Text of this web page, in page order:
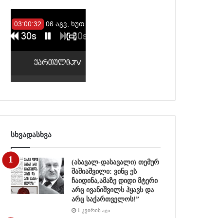
სხვადასხვა
(ასავალ-დასავალი) თემურ
შაშიაშვილი: ვინც ეს
ჩაიდინა,ამაზე დიდი მტერი
არც ივანიშვილს ჰყავს და
არც საქართველოს!”
1 კვირის ago